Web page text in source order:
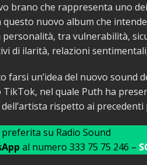
brano che rappresenta uno
questo nuovo album che
tra vulnerabilità,
di ilarità, relazioni
un’idea del nuovo sound
nel quale Puth ha
rispetto ai
su Radio Sound
al numero 333 75 75 246 –